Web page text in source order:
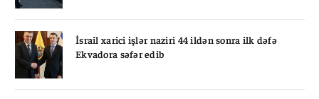
İsrail xarici işlər naziri 44 ildən sonra ilk dəfə
Ekvadora səfər edib